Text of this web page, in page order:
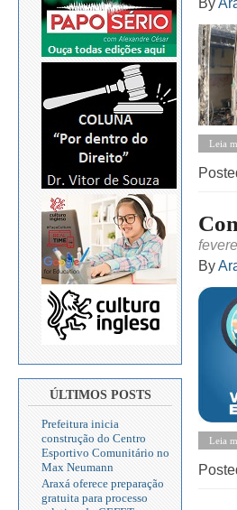
ÚLTIMOS POSTS
Prefeitura inicia
construção do Centro
Esportivo Comunitário no
Max Neumann
Araxá oferece preparação
gratuita para processo
By
Leia
By
Leia